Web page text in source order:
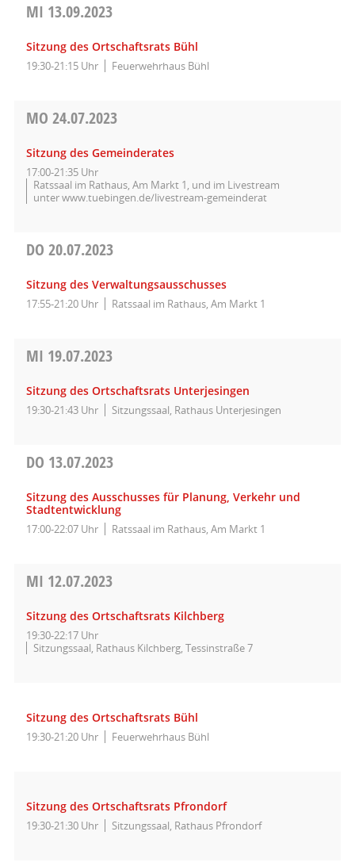
MI 13.09.2023
Sitzung des Ortschaftsrats Bühl
19:30-21:15 Uhr Feuerwehrhaus Bühl
MO 24.07.2023
Sitzung des Gemeinderates
17:00-21:35 Uhr
Ratssaal im Rathaus, Am Markt 1, und im Livestream
unter www.tuebingen.de/livestream-gemeinderat
DO 20.07.2023
Sitzung des Verwaltungsausschusses
17:55-21:20 Uhr Ratssaal im Rathaus, Am Markt 1
MI 19.07.2023
Sitzung des Ortschaftsrats Unterjesingen
19:30-21:43 Uhr Sitzungssaal, Rathaus Unterjesingen
DO 13.07.2023
Sitzung des Ausschusses für Planung, Verkehr und
Stadtentwicklung
17:00-22:07 Uhr Ratssaal im Rathaus, Am Markt 1
MI 12.07.2023
Sitzung des Ortschaftsrats Kilchberg
19:30-22:17 Uhr
Sitzungssaal, Rathaus Kilchberg, Tessinstraße 7
Sitzung des Ortschaftsrats Bühl
19:30-21:20 Uhr Feuerwehrhaus Bühl
Sitzung des Ortschaftsrats Pfrondorf
19:30-21:30 Uhr Sitzungssaal, Rathaus Pfrondorf